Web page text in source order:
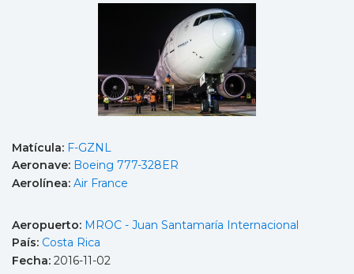
Matícula: F-GZNL
Aeronave: Boeing 777-328ER
Aerolínea: Air France
Aeropuerto: MROC - Juan Santamaría Internacional
País: Costa Rica
Fecha: 2016-11-02